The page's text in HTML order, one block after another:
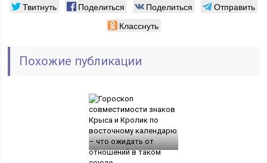
Твитнуть Поделиться Поделиться
Отправить
Класснуть
Похожие публикации